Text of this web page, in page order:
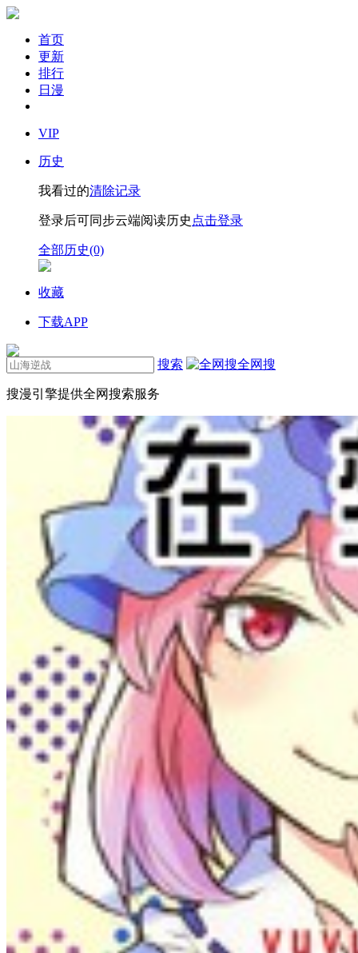
首页
更新
排行
日漫
VIP
历史
我看过的清除记录
登录后可同步云端阅读历史 点击登录
全部历史(0)
收藏
下载APP
搜索 全网搜
搜漫引擎提供全网搜索服务